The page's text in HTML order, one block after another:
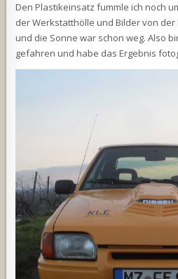
Den Plastikeinsatz fummle ich noch
der Werkstatthölle und Bilder von
und die Sonne war schon weg. Also
gefahren und habe das Ergebnis